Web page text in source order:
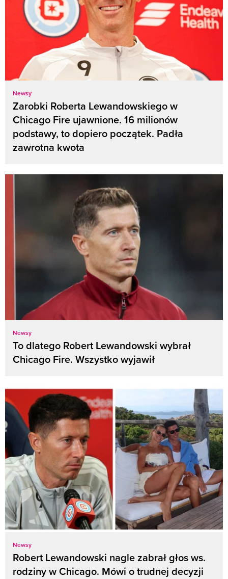
Newsy
Zarobki Roberta Lewandowskiego w
Chicago Fire ujawnione. 16 milionów
podstawy, to dopiero początek. Padła
zawrotna kwota
Newsy
To dlatego Robert Lewandowski wybrał
Chicago Fire. Wszystko wyjawił
Newsy
Robert Lewandowski nagle zabrał głos ws.
rodziny w Chicago. Mówi o trudnej decyzji